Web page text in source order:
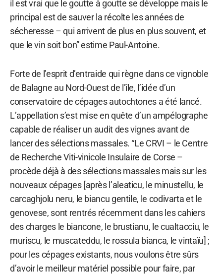
il est vrai que le goutte à goutte se développe mais le
principal est de sauver la récolte les années de
sécheresse – qui arrivent de plus en plus souvent, et
que le vin soit bon” estime Paul-Antoine.
Forte de l’esprit d’entraide qui règne dans ce vignoble
de Balagne au Nord-Ouest de l’île, l’idée d’un
conservatoire de cépages autochtones a été lancé.
L’appellation s’est mise en quête d’un ampélographe
capable de réaliser un audit des vignes avant de
lancer des sélections massales. “Le CRVI – le Centre
de Recherche Viti-vinicole Insulaire de Corse –
procède déjà à des sélections massales mais sur les
nouveaux cépages [après l’aleaticu, le minustellu, le
carcaghjolu neru, le biancu gentile, le codivarta et le
genovese, sont rentrés récemment dans les cahiers
des charges le biancone, le brustianu, le cualtacciu, le
muriscu, le muscateddu, le rossula bianca, le vintaïu] ;
pour les cépages existants, nous voulons être sûrs
d’avoir le meilleur matériel possible pour faire, par